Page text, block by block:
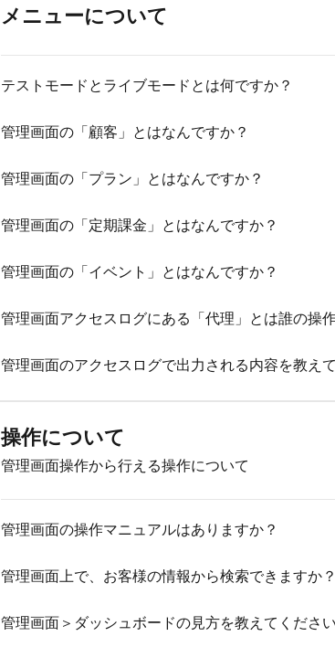
メニューについて
テストモードとライブモードとは何ですか？
管理画面の「顧客」とはなんですか？
管理画面の「プラン」とはなんですか？
管理画面の「定期課金」とはなんですか？
管理画面の「イベント」とはなんですか？
管理画面アクセスログにある「代理」とは誰の操
管理画面のアクセスログで出力される内容を教え
操作について
管理画面操作から行える操作について
管理画面の操作マニュアルはありますか？
管理画面上で、お客様の情報から検索できますか？
管理画面＞ダッシュボードの見方を教えてください